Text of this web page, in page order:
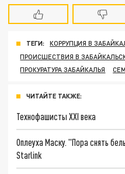
ТЕГИ:
КОРРУПЦИЯ В
ПРОИСШЕСТВИЯ В
ПРОКУРАТУРА ЗАБАЙКАЛЬЯ
ЧИТАЙТЕ ТАКЖЕ:
Технофашисты XXI века
Оплеуха Маску. "Пора снять
Starlink